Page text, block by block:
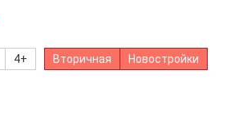
4+ Вторичная Новостройки